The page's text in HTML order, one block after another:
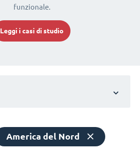
funzionale.
Leggi i casi di studio
America del Nord